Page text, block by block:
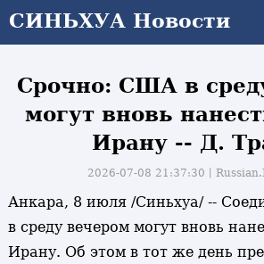
СИНЬХУА Новости
СИНЬХУА Новости
Срочно: США в
могут вновь
Ирану -- Д.
2026-07-08 21:37:30丨
Анкара, 8 июля /Синьхуа/ --
в среду вечером могут вновь
Ирану. Об этом в тот же день